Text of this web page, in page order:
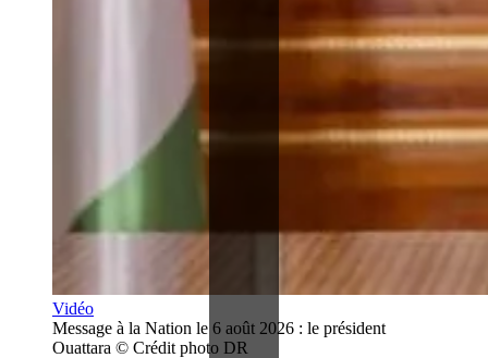
Vidéo
Message à la Nation le 6 août 2026 : le président
Ouattara © Crédit photo DR